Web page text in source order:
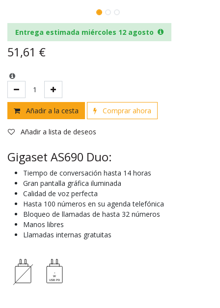
Entrega estimada miércoles 12 agosto
51,61 €
Añadir a la cesta Comprar ahora
Añadir a lista de deseos
Gigaset AS690 Duo:
Tiempo de conversación hasta 14 horas
Gran pantalla gráfica iluminada
Calidad de voz perfecta
Hasta 100 números en su agenda telefónica
Bloqueo de llamadas de hasta 32 números
Manos libres
Llamadas internas gratuitas